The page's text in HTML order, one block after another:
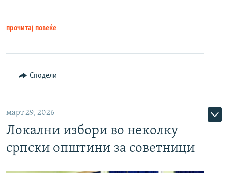
прочитај повеќе
Сподели
март 29, 2026
Локални избори во неколку
српски општини за советници